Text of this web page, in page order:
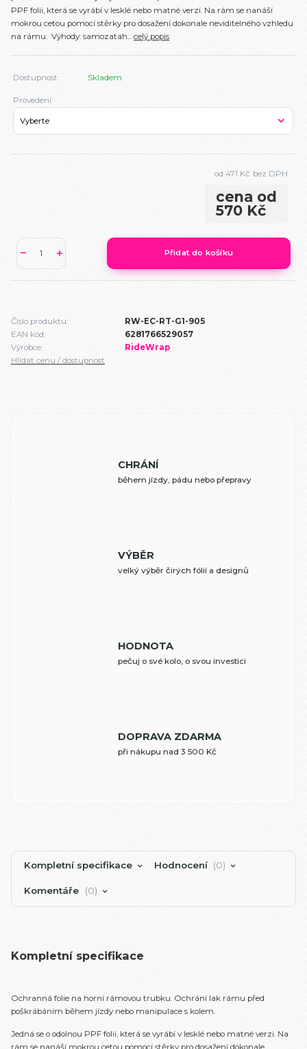
PPF folii, která se vyrábí v lesklé nebo matné verzi. Na rám se nanáší
mokrou cetou pomocí stěrky pro dosažení dokonale neviditelného vzhledu
na rámu. Výhody: samozatah... celý popis
Dostupnost Skladem
Provedení
cena od
570 Kč
od 471 Kč bez DPH
Přidat do košíku
Číslo produktu:
RW-EC-RT-G1-905
EAN kód:
6281766529057
Výrobce:
RideWrap
Hlídat cenu / dostupnost
CHRÁNÍ
během jízdy, pádu nebo přepravy
VÝBĚR
velký výběr čirých fólií a designů
HODNOTA
pečuj o své kolo, o svou investici
DOPRAVA ZDARMA
při nákupu nad 3 500 Kč
Kompletní specifikace Hodnocení 0
Komentáře 0
Kompletní specifikace
Ochranná folie na horní rámovou trubku. Ochrání lak rámu před
poškrábáním během jízdy nebo manipulace s kolem.
Jedná se o odolnou PPF folii, která se vyrábí v lesklé nebo matné verzi. Na
rám se nanáší mokrou cetou pomocí stěrky pro dosažení dokonale